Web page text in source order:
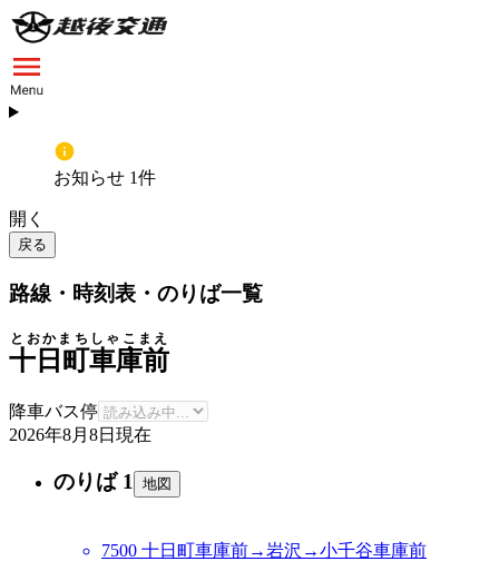
お知らせ 1件
開く
戻る
路線・時刻表・のりば一覧
十日町車庫前
とおかまちしゃこまえ
降車バス停
2026年8月8日 現在
のりば 1 地図
7500 十日町車庫前→岩沢→小千谷車庫前